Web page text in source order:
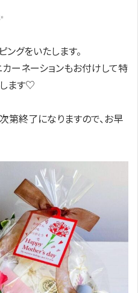
グをいたします。
ーネーションもお付けして特
ます♡
第終了になりますので、お早